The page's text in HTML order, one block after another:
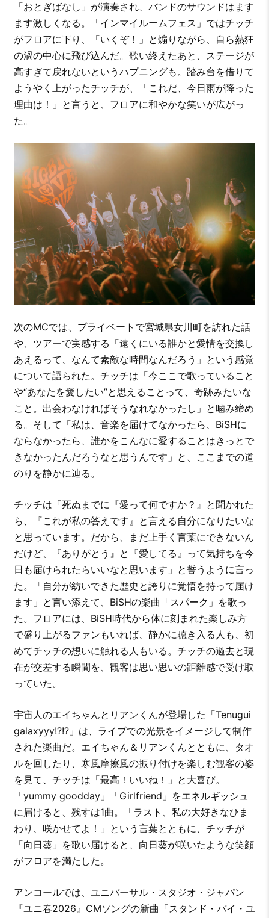
「おとぎばなし」が演奏され、バンドのサウンドはます
ます激しくなる。「インマイルームフェス」ではチッチ
がフロアに下り、「いくぞ！」と煽りながら、自ら熱狂
の渦の中心に飛び込んだ。歌い終えたあと、ステージが
高すぎて戻れないというハプニングも。踏み台を借りて
ようやく上がったチッチが、「これだ、今日雨が降った
理由は！」と言うと、フロアに和やかな笑いが広がっ
た。
次のMCでは、プライベートで宮城県女川町を訪れた話
や、ツアーで実感する「遠くにいる誰かと愛情を交換し
あえるって、なんて素敵な時間なんだろう」という感覚
について語られた。チッチは「今ここで歌っていること
や“あなたを愛したい”と思えることって、奇跡みたいな
こと。出会わなければそうなれなかったし」と噛み締め
る。そして「私は、音楽を届けてなかったら、BiSHに
ならなかったら、誰かをこんなに愛することはきっとで
きなかったんだろうなと思うんです」と、ここまでの道
のりを静かに辿る。
チッチは「死ぬまでに『愛って何ですか？』と聞かれた
ら、『これが私の答えです』と言える自分になりたいな
と思っています。だから、まだ上手く言葉にできないん
だけど、『ありがとう』と『愛してる』って気持ちを今
日も届けられたらいいなと思います」と誓うように言っ
た。「自分が紡いできた歴史と誇りに覚悟を持って届け
ます」と言い添えて、BiSHの楽曲「スパーク」を歌っ
た。フロアには、BiSH時代から体に刻まれた楽しみ方
で盛り上がるファンもいれば、静かに聴き入る人も、初
めてチッチの想いに触れる人もいる。チッチの過去と現
在が交差する瞬間を、観客は思い思いの距離感で受け取
っていた。
宇宙人のエイちゃんとリアンくんが登場した「Tenugui
galaxyyy!?!?」は、ライブでの光景をイメージして制作
された楽曲だ。エイちゃん＆リアンくんとともに、タオ
ルを回したり、寒風摩擦風の振り付けを楽しむ観客の姿
を見て、チッチは「最高！いいね！」と大喜び。
「yummy goodday」「Girlfriend」をエネルギッシュ
に届けると、残すは1曲。「ラスト、私の大好きなひま
わり、咲かせてよ！」という言葉とともに、チッチが
「向日葵」を歌い届けると、向日葵が咲いたような笑顔
がフロアを満たした。
アンコールでは、ユニバーサル・スタジオ・ジャパン
『ユニ春2026』CMソングの新曲「スタンド・バイ・ユ